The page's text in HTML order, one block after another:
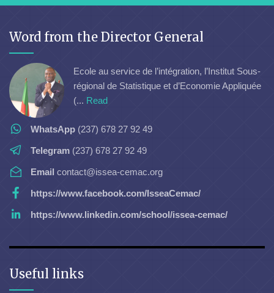
Word from the Director General
Ecole au service de l’intégration, l’Institut Sous-
régional de Statistique et d’Economie Appliquée
(... Read
WhatsApp (237) 678 27 92 49
Telegram (237) 678 27 92 49
Email contact@issea-cemac.org
https://www.facebook.com/IsseaCemac/
https://www.linkedin.com/school/issea-cemac/
Useful links